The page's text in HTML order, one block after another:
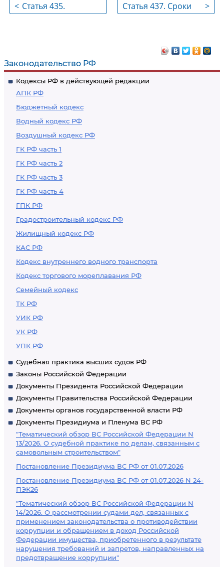
Законодательство РФ
Кодексы РФ в действующей редакции
АПК РФ
Бюджетный кодекс
Водный кодекс РФ
Воздушный кодекс РФ
ГК РФ часть 1
ГК РФ часть 2
ГК РФ часть 3
ГК РФ часть 4
ГПК РФ
Градостроительный кодекс РФ
Жилищный кодекс РФ
КАС РФ
Кодекс внутреннего водного транспорта
Кодекс торгового мореплавания РФ
Семейный кодекс
ТК РФ
УИК РФ
УК РФ
УПК РФ
Судебная практика высших судов РФ
Законы Российской Федерации
Документы Президента Российской Федерации
Документы Правительства Российской Федерации
Документы органов государственной власти РФ
Документы Президиума и Пленума ВС РФ
"Тематический обзор ВС Российской Федерации N
13/2026. О судебной практике по делам, связанным с
самовольным строительством"
Постановление Президиума ВС РФ от 01.07.2026
Постановление Президиума ВС РФ от 01.07.2026 N 24-
ПЭК26
"Тематический обзор ВС Российской Федерации N
14/2026. О рассмотрении судами дел, связанных с
применением законодательства о противодействии
коррупции и обращением в доход Российской
Федерации имущества, приобретенного в результате
нарушения требований и запретов, направленных на
предотвращение коррупции"
< Статья 435.
поставки товаров,
перемещаемых
через таможенную
границу
>
Статья 437. Сроки
настоящего